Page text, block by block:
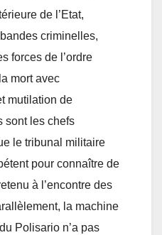
de l’Etat,
criminelles,
forces de l’ordre
mort avec
mutilation de
sont les chefs
le tribunal militaire
pour connaître de
à l’encontre des
la machine
Polisario n’a pas